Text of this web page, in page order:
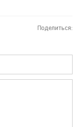
Поделиться: